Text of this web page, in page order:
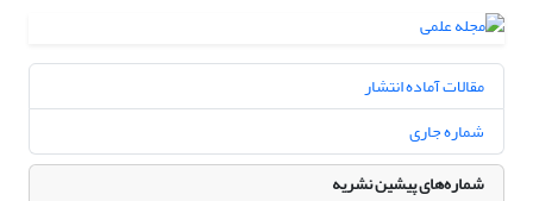
مقالات آماده انتشار
شماره جاری
شماره‌های پیشین نشریه